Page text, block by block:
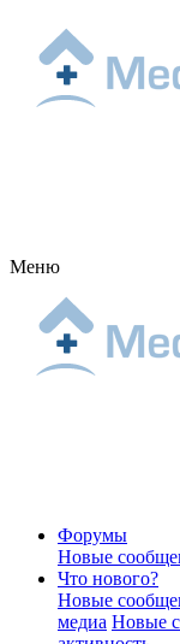
Меню
Форумы
Новые
Что нового?
Новые
медиа Новые